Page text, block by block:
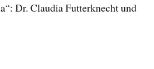
Dr. Claudia Futterknecht und